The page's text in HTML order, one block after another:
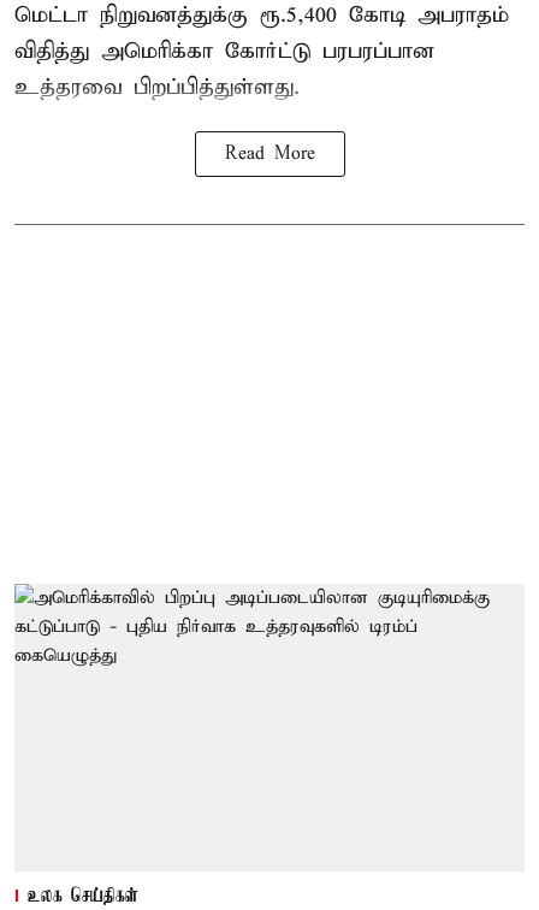
மெட்டா நிறுவனத்துக்கு ரூ.5,400 கோடி அபராதம்
விதித்து அமெரிக்கா கோர்ட்டு பரபரப்பான
உத்தரவை பிறப்பித்துள்ளது.
Read More
உலக செய்திகள்